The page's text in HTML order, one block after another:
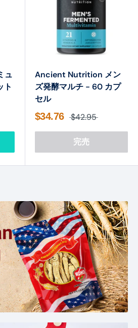
ュ
ト
Ancient Nutrition メン
ズ発酵マルチ - 60 カプ
セル
$34.76 $42.95
完売